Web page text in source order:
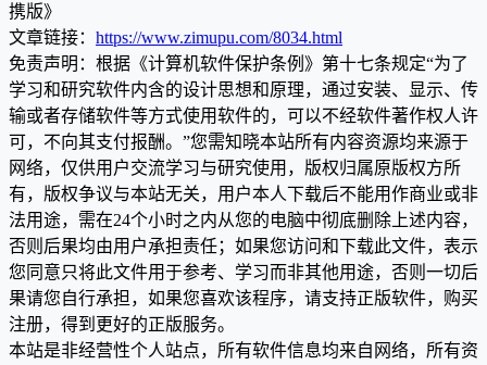
携版》
文章链接： https://www.zimupu.com/8034.html
免责声明：根据《计算机软件保护条例》第十七条规定“为了
学习和研究软件内含的设计思想和原理，通过安装、显示、传
输或者存储软件等方式使用软件的，可以不经软件著作权人许
可，不向其支付报酬。”您需知晓本站所有内容资源均来源于
网络，仅供用户交流学习与研究使用，版权归属原版权方所
有，版权争议与本站无关，用户本人下载后不能用作商业或非
法用途，需在24个小时之内从您的电脑中彻底删除上述内容，
否则后果均由用户承担责任；如果您访问和下载此文件，表示
您同意只将此文件用于参考、学习而非其他用途，否则一切后
果请您自行承担，如果您喜欢该程序，请支持正版软件，购买
注册，得到更好的正版服务。
本站是非经营性个人站点，所有软件信息均来自网络，所有资